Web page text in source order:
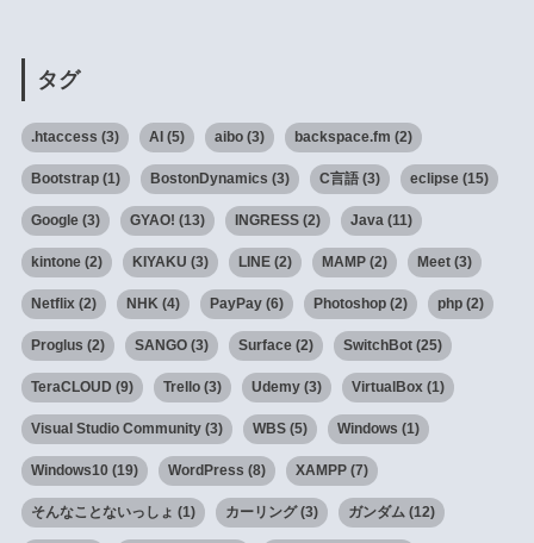
タグ
.htaccess (3) AI(5) aibo(3) backspace.fm (2)
Bootstrap(1) BostonDynamics (3) C言語(3) eclipse(15)
Google(3) GYAO! (13) INGRESS(2) Java (11)
kintone(2) KIYAKU (3) LINE(2) MAMP(2) Meet(3)
Netflix (2) NHK (4) PayPay(6) Photoshop(2) php(2)
Proglus (2) SANGO(3) Surface(2) SwitchBot(25)
TeraCLOUD (9) Trello(3) Udemy(3) VirtualBox (1)
Visual Studio Community(3) WBS(5) Windows (1)
Windows10(19) WordPress (8) XAMPP(7)
そんなことないっしょ (1) カーリング(3) ガンダム (12)